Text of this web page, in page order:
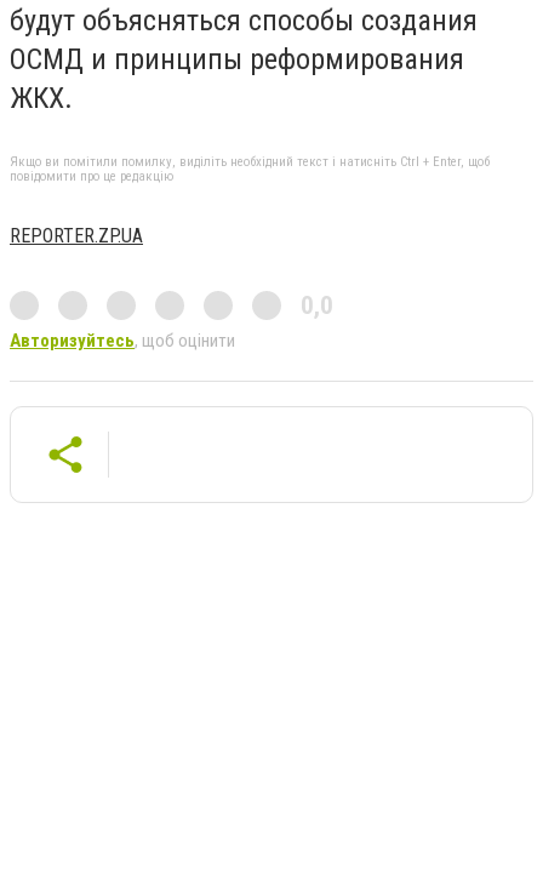
будут объясняться способы создания
ОСМД и принципы реформирования
ЖКХ.
Якщо ви помітили помилку, виділіть необхідний текст і натисніть Ctrl + Enter, щоб
повідомити про це редакцію
REPORTER.ZP.UA
0,0
Авторизуйтесь, щоб оцінити